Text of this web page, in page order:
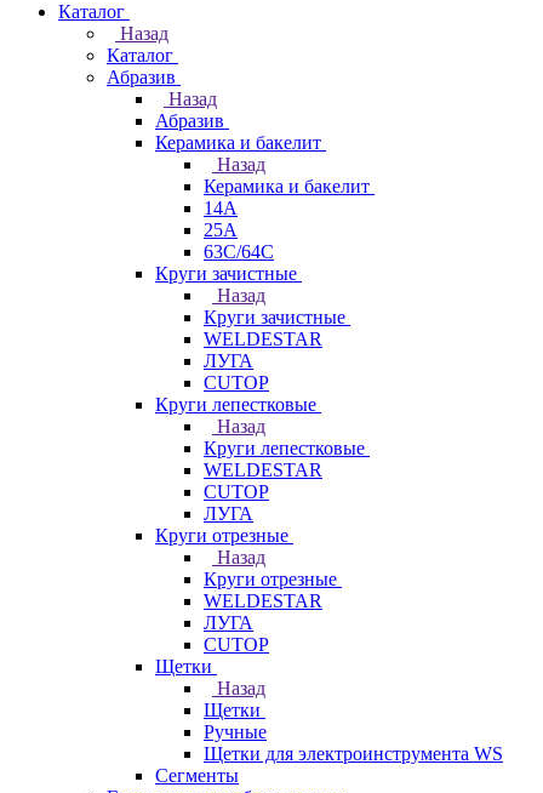
Каталог
Назад
Каталог
Абразив
Назад
Абразив
Керамика и бакелит
Назад
Керамика и бакелит
14А
25А
63С/64С
Круги зачистные
Назад
Круги зачистные
WELDESTAR
ЛУГА
CUTOP
Круги лепестковые
Назад
Круги лепестковые
WELDESTAR
CUTOP
ЛУГА
Круги отрезные
Назад
Круги отрезные
WELDESTAR
ЛУГА
CUTOP
Щетки
Назад
Щетки
Ручные
Щетки для электроинструмента WS
Сегменты